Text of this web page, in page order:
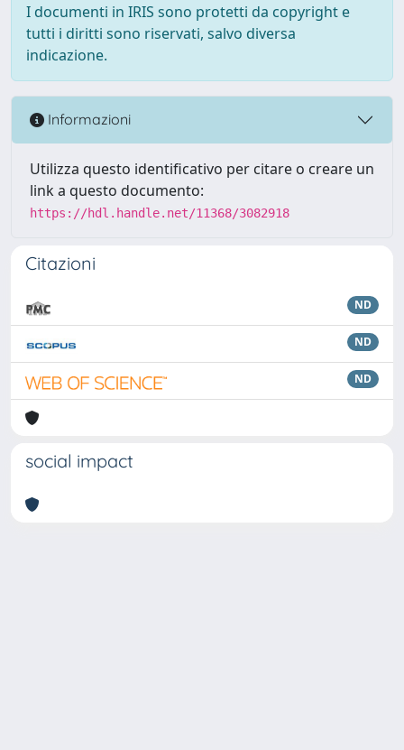
I documenti in IRIS sono protetti da copyright e
tutti i diritti sono riservati, salvo diversa
indicazione.
Informazioni
Utilizza questo identificativo per citare o creare un
link a questo documento:
https://hdl.handle.net/11368/3082918
Citazioni
ND
ND
ND
social impact